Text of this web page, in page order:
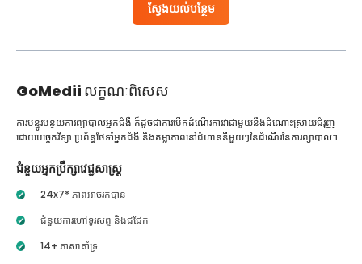
ស្វែងយល់បន្ថែម
GoMedii លក្ខណៈពិសេស
ការបន្ធូរបន្ថយការព្យាបាលអ្នកជំងឺ ក៏ដូចជាការបើកដំណើរការវាជាមួយនឹងដំណោះស្រាយជំរុញ
ដោយបច្ចេកវិទ្យា ប្រព័ន្ធថែទាំអ្នកជំងឺ និងតម្លាភាពនៅជំហាននីមួយៗនៃដំណើរនៃការព្យាបាល។
ជំនួយអ្នកប្រឹក្សាវេជ្ជសាស្ត្រ
24x7* ភាពអាចរកបាន
ជំនួយការហៅទូរសព្ទ និងជជែក
14+ ភាសាគាំទ្រ